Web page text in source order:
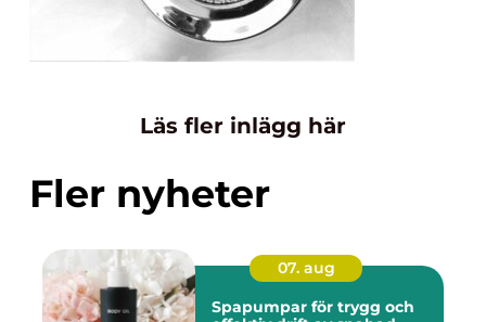
Läs fler inlägg här
Fler nyheter
07. aug
Spapumpar för trygg och